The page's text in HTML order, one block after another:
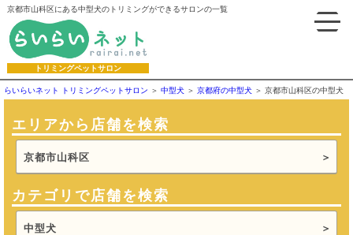
京都市山科区にある中型犬のトリミングができるサロンの一覧
トリミングペットサロン
らいらいネット トリミングペットサロン 中型犬 京都府の中型犬 京都市山科区の中型犬
エリアから店舗を検索
京都市山科区
カテゴリで店舗を検索
中型犬